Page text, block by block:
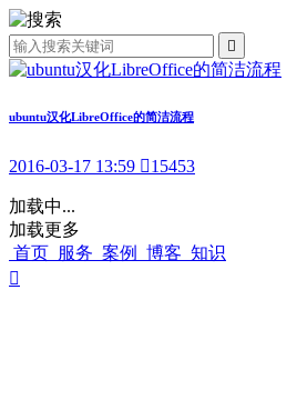

ubuntu汉化LibreOffice的简洁流程
2016-03-17 13:59 15453
加载中...
加载更多
首页 服务 案例 博客 知识
